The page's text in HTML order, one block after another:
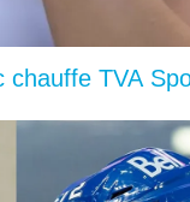
chauffe TVA